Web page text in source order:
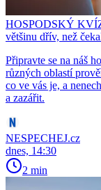
HOSPODSKÝ
většinu dřív, než
Připravte se na náš
různých oblastí
co ve vás je, a
a zazářit.
NESPECHEJ.cz
dnes, 14:30
2 min